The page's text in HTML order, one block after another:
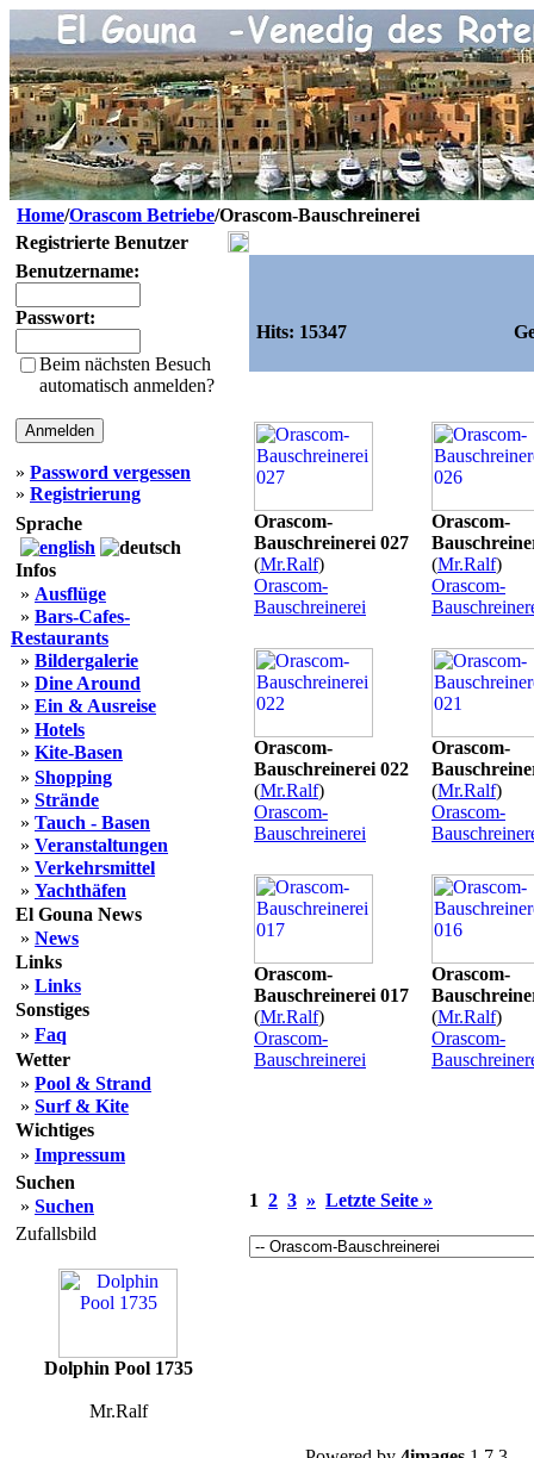
Home/Orascom Betriebe/Orascom-Bauschreinerei
Registrierte Benutzer
Benutzername:
Passwort:
Beim nächsten Besuch
automatisch anmelden?
» Password vergessen
» Registrierung
Sprache
Infos
» Ausflüge
» Bars-Cafes-
Restaurants
» Bildergalerie
» Dine Around
» Ein & Ausreise
» Hotels
» Kite-Basen
» Shopping
» Strände
» Tauch - Basen
» Veranstaltungen
» Verkehrsmittel
» Yachthäfen
El Gouna News
» News
Links
» Links
Sonstiges
» Faq
Wetter
» Pool & Strand
» Surf & Kite
Wichtiges
» Impressum
Suchen
» Suchen
Zufallsbild
Dolphin Pool 1735
Mr.Ralf
Hits: 15347
Orascom-
Bauschreinerei 027
(Mr.Ralf)
Orascom-
Bauschreinerei
Orascom-
(Mr.Ralf)
Orascom-
Orascom-
Bauschreinerei 022
(Mr.Ralf)
Orascom-
Bauschreinerei
Orascom-
(Mr.Ralf)
Orascom-
Orascom-
Bauschreinerei 017
(Mr.Ralf)
Orascom-
Bauschreinerei
Orascom-
(Mr.Ralf)
Orascom-
1 2 3 » Letzte Seite »